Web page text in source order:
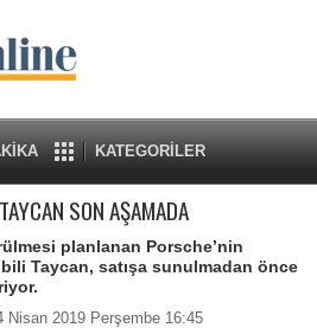
KATEGORİLER
SON AŞAMADA
planlanan Porsche’nin
Taycan, satışa sunulmadan önce
Nisan 2019 Perşembe 16:45